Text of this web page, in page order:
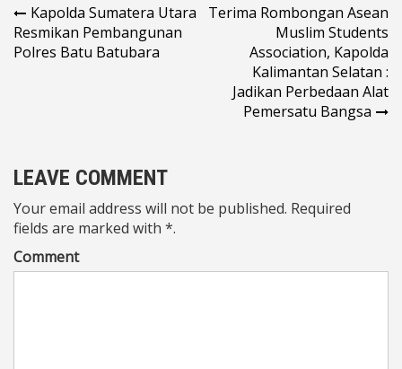
Navigasi
pos
Kapolda Sumatera Utara
Resmikan Pembangunan
Polres Batu Batubara
Terima Rombongan Asean
Muslim Students
Association, Kapolda
Kalimantan Selatan :
Jadikan Perbedaan Alat
Pemersatu Bangsa
LEAVE COMMENT
Your email address will not be published. Required
fields are marked with *.
Comment